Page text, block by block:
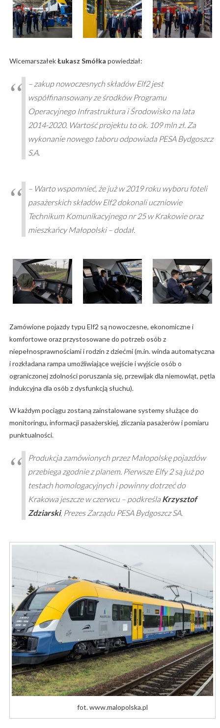
WicemarszałekŁukasz Smółka powiedział:
– zakup nowoczesnych składów Elf2 jest
współfinansowany ze środków Programu
Operacyjnego Infrastruktura i Środowisko na lata
2014-2020. Wartość projektu to ok. 109 mln zł. Za
wykonanie nowego taboru odpowiada PESA Bydgoszcz
S.A.
– Warto wspomnieć, że już w 2019 roku wyboru foteli
pasażerskich składów Elf2 dokonali uczniowie
Technikum Komunikacyjnego nr 25 w Krakowie oraz
mieszkańcy Małopolski – dodał.
Zamówione pojazdy typu Elf2 są nowoczesne, ekonomiczne i
komfortowe oraz przystosowane do potrzeb osób z
niepełnosprawnościami i rodzin z dziećmi (m.in. winda automatyczna
i rozkładana rampa umożliwiające wejście i wyjście osób o
ograniczonej zdolności poruszania się, przewijak dla niemowląt, pętla
indukcyjna dla osób z dysfunkcją słuchu).
W każdym pociągu zostaną zainstalowane systemy służące do
monitoringu, informacji pasażerskiej, zliczania pasażerów i pomiaru
punktualności.
Produkcja zamówionych przez Małopolskę pojazdów
przebiega zgodnie z planem. Pierwsze Elfy 2 są już po
testach homologacyjnych i powinny dotrzeć do
Krakowa jeszcze w czerwcu – podkreśla Krzysztof
Zdziarski, Prezes Zarządu PESA Bydgoszcz SA.
fot. www.malopolska.pl